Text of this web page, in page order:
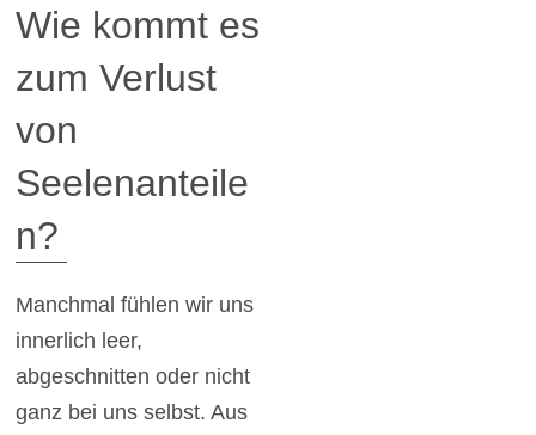
Wie kommt es
zum Verlust
von
Seelenanteile
n?
Manchmal fühlen wir uns
innerlich leer,
abgeschnitten oder nicht
ganz bei uns selbst. Aus